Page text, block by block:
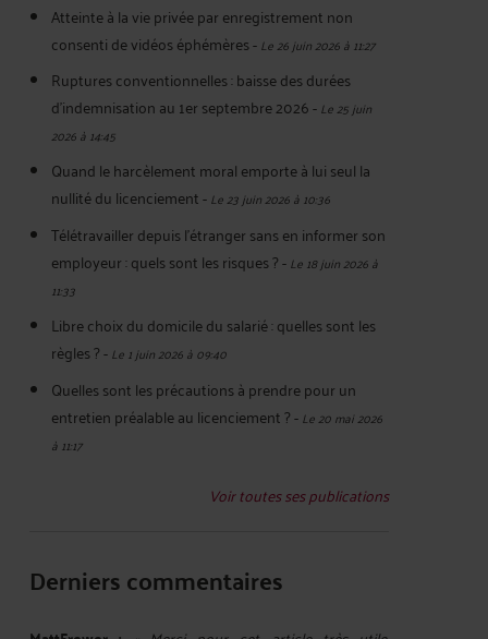
Atteinte à la vie privée par enregistrement non
consenti de vidéos éphémères-Le 26 juin 2026 à 11:27
Ruptures conventionnelles : baisse des durées
d’indemnisation au 1er septembre 2026-Le 25 juin
2026 à 14:45
Quand le harcèlement moral emporte à lui seul la
nullité du licenciement-Le 23 juin 2026 à 10:36
Télétravailler depuis l’étranger sans en informer son
employeur : quels sont les risques ?-Le 18 juin 2026 à
11:33
Libre choix du domicile du salarié : quelles sont les
règles ?-Le 1 juin 2026 à 09:40
Quelles sont les précautions à prendre pour un
entretien préalable au licenciement ?-Le 20 mai 2026
à 11:17
Voir toutes ses publications
Derniers commentaires